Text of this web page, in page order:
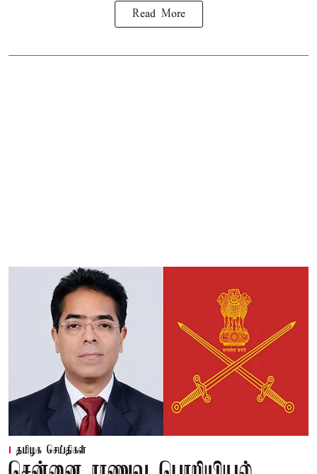
Read More
தமிழக செய்திகள்